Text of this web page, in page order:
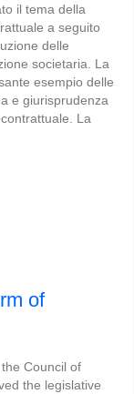
il tema della
a seguito
delle
societaria. La
esempio delle
e giurisprudenza
La
of
Council of
the legislative